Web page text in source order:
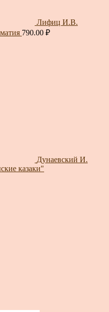
Лифиц И.В.
790.00 ₽
Дунаевский И.
казаки"